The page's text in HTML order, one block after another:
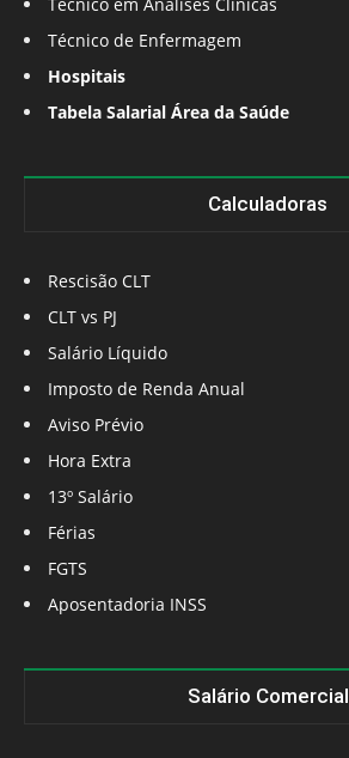
Técnico em Análises Clínicas
Técnico de Enfermagem
Hospitais
Tabela Salarial Área da Saúde
Calculadoras
Rescisão CLT
CLT vs PJ
Salário Líquido
Imposto de Renda Anual
Aviso Prévio
Hora Extra
13º Salário
Férias
FGTS
Aposentadoria INSS
Salário Comercial